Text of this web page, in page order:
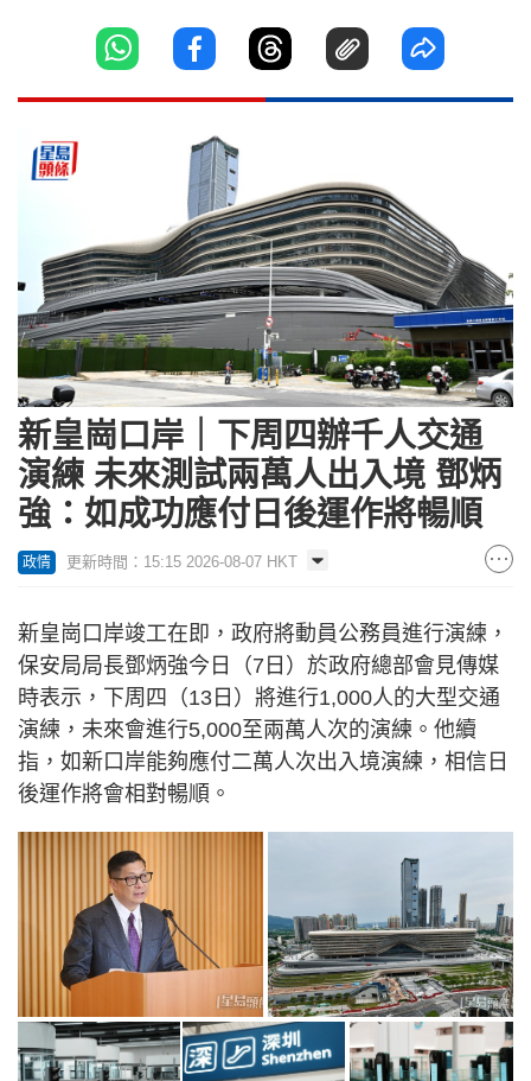
新皇崗口岸｜下周四辦千人交通
演練 未來測試兩萬人出入境 鄧炳
強：如成功應付日後運作將暢順
政情 更新時間：15:15 2026-08-07 HKT
新皇崗口岸竣工在即，政府將動員公務員進行演練，
保安局局長鄧炳強今日（7日）於政府總部會見傳媒
時表示，下周四（13日）將進行1,000人的大型交通
演練，未來會進行5,000至兩萬人次的演練。他續
指，如新口岸能夠應付二萬人次出入境演練，相信日
後運作將會相對暢順。